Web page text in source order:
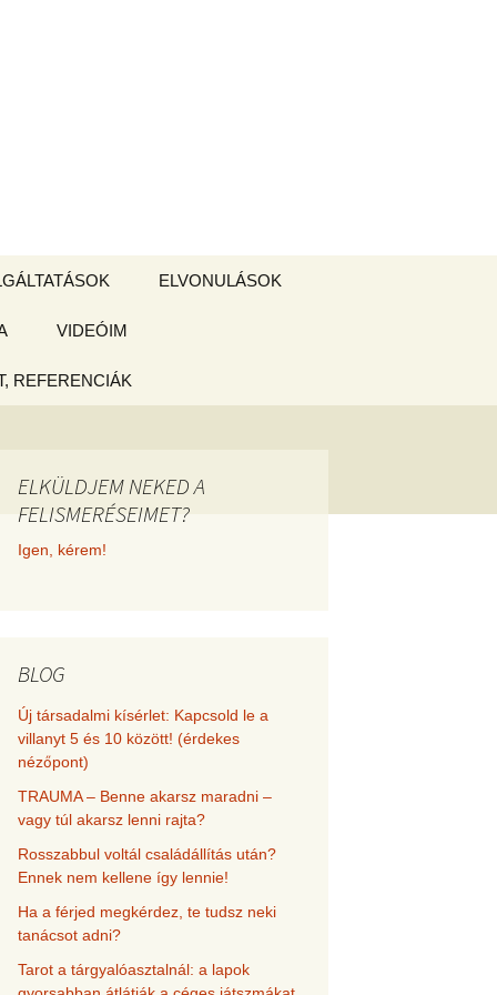
BOLT
ELVONULÁSOK
VIDEÓIM
REFERENCIÁK
az új
és
ELKÜLDJEM NEKED A
FELISMERÉSEIMET?
Igen, kérem!
BLOG
Új társadalmi kísérlet: Kapcsold le a
villanyt 5 és 10 között! (érdekes
nézőpont)
TRAUMA – Benne akarsz maradni –
vagy túl akarsz lenni rajta?
Rosszabbul voltál családállítás után?
Ennek nem kellene így lennie!
Ha a férjed megkérdez, te tudsz neki
tanácsot adni?
Tarot a tárgyalóasztalnál: a lapok